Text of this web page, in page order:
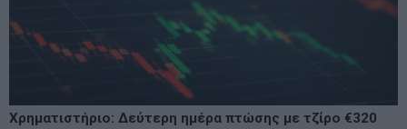
Χρηματιστήριο: Δεύτερη ημέρα πτώσης με τζίρο €320